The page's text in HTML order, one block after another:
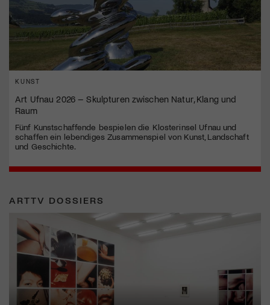
KUNST
Art Ufnau 2026 – Skulpturen zwischen Natur, Klang und
Raum
Fünf Kunstschaffende bespielen die Klosterinsel Ufnau und
schaffen ein lebendiges Zusammenspiel von Kunst, Landschaft
und Geschichte.
ARTTV DOSSIERS